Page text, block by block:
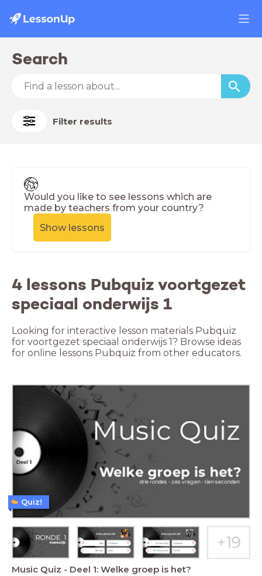
Search
Filter results
Would you like to see lessons which are
made by teachers from your country?
Show lessons
4 lessons Pubquiz voortgezet
speciaal onderwijs 1
Looking for interactive lesson materials Pubquiz
for voortgezet speciaal onderwijs 1? Browse ideas
for online lessons Pubquiz from other educators.
Music Quiz - Deel 1: Welke groep is het?
Quiz!